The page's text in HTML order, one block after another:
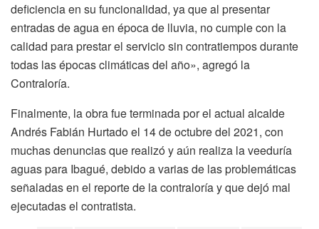
deficiencia en su funcionalidad, ya que al presentar
entradas de agua en época de lluvia, no cumple con la
calidad para prestar el servicio sin contratiempos durante
todas las épocas climáticas del año», agregó la
Contraloría.
Finalmente, la obra fue terminada por el actual alcalde
Andrés Fabián Hurtado el 14 de octubre del 2021, con
muchas denuncias que realizó y aún realiza la veeduría
aguas para Ibagué, debido a varias de las problemáticas
señaladas en el reporte de la contraloría y que dejó mal
ejecutadas el contratista.